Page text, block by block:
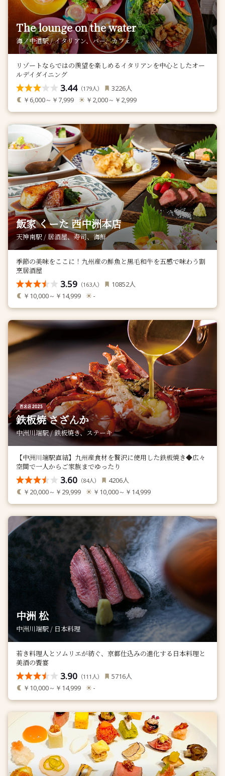
The lounge on the water
海ノ中道駅 / イタリアン、バー、カフェ
リゾートならではの羨望を楽しめるイタリアンを中心としたオー
ルデイダイニング
3.44（179人） 3226人
￥6,000～￥7,999 ￥2,000～￥2,999
飯家 くーた 西中洲本店
天神南駅 / 居酒屋、寿司、海鮮
季節の美味をここに！九州産の鮮魚と黒毛和牛を五感で味わう割
烹居酒屋
3.59 （163人） 10852人
￥10,000～￥14,999 -
鉄板焼 さざんか
中洲川端駅 / 鉄板焼き、ステーキ
【中洲川端駅直結】九州産食材を贅沢に使用した鉄板焼き◆広々
空間で一人からご家族までゆったり
3.60 （84人） 4206人
￥20,000～￥29,999 ￥10,000～￥14,999
中洲 松
中洲川端駅 / 日本料理
若き料理人とソムリエが紡ぐ、京都仕込みの進化する日本料理と
美酒の饗宴
3.90 （111 人） 5716人
￥10,000～￥14,999 -